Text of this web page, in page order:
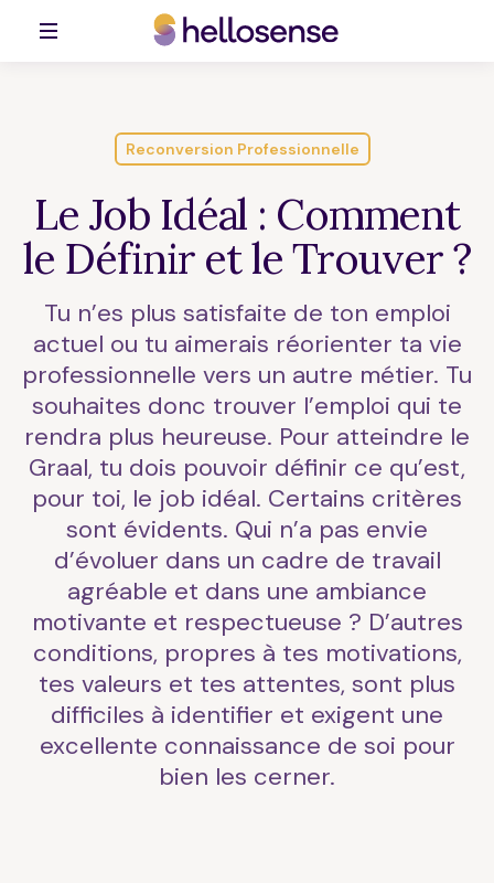
Reconversion Professionnelle
Le Job Idéal : Comment
le Définir et le Trouver ?
Tu n’es plus satisfaite de ton emploi
actuel ou tu aimerais réorienter ta vie
professionnelle vers un autre métier. Tu
souhaites donc trouver l’emploi qui te
rendra plus heureuse. Pour atteindre le
Graal, tu dois pouvoir définir ce qu’est,
pour toi, le job idéal. Certains critères
sont évidents. Qui n’a pas envie
d’évoluer dans un cadre de travail
agréable et dans une ambiance
motivante et respectueuse ? D’autres
conditions, propres à tes motivations,
tes valeurs et tes attentes, sont plus
difficiles à identifier et exigent une
excellente connaissance de soi pour
bien les cerner.